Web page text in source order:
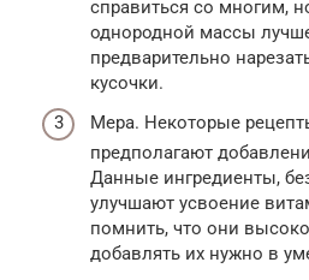
справиться со многим,
однородной массы
предварительно
кусочки.
Мера. Некоторые
предполагают
Данные ингредиенты,
улучшают усвоение
помнить, что они
добавлять их нужно в